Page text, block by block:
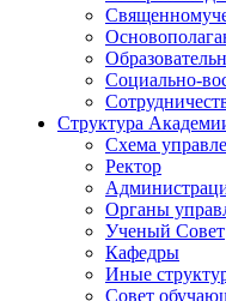
Социально-
Структура
Схема
Ректор
Органы
Ученый Совет
Кафедры
Иные
Совет